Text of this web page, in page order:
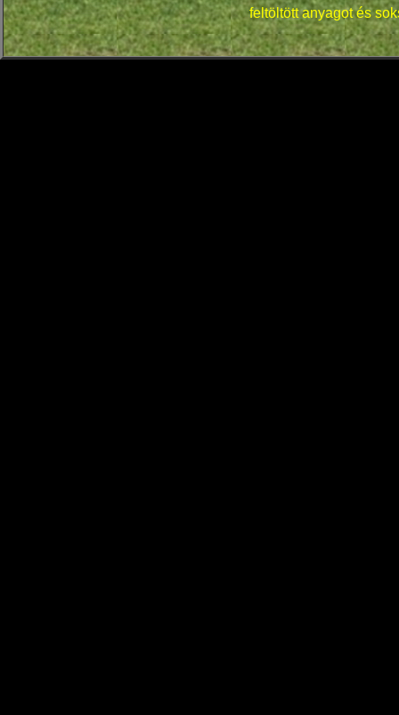
feltöltött anyagot és